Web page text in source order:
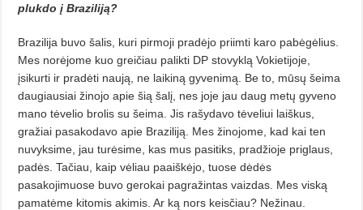
plukdo į Braziliją?
Brazilija buvo šalis, kuri pirmoji pradėjo priimti karo pabėgėlius.
Mes norėjome kuo greičiau palikti DP stovyklą Vokietijoje,
įsikurti ir pradėti naują, ne laikiną gyvenimą. Be to, mū­sų šeima
daugiausiai žinojo apie šią ša­lį, nes joje jau daug metų gyveno
mano tėvelio brolis su šeima. Jis rašydavo tėveliui laiškus,
gražiai pasakodavo apie Braziliją. Mes žinojome, kad kai ten
nuvyksime, jau turėsime, kas mus pasitiks, pradžioje priglaus,
padės. Tačiau, kaip vėliau paaiškėjo, tuose dėdės
pasakojimuose buvo gerokai pagražintas vaizdas. Mes viską
pamatėme kitomis akimis. Ar ką nors keisčiau? Nežinau.